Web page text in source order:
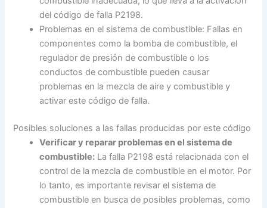
del código de falla P2198.
Problemas en el sistema de combustible: Fallas en
componentes como la bomba de combustible, el
regulador de presión de combustible o los
conductos de combustible pueden causar
problemas en la mezcla de aire y combustible y
activar este código de falla.
Posibles soluciones a las fallas producidas por este código
Verificar y reparar problemas en el sistema de
combustible: La falla P2198 está relacionada con el
control de la mezcla de combustible en el motor. Por
lo tanto, es importante revisar el sistema de
combustible en busca de posibles problemas, como